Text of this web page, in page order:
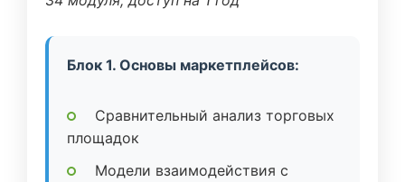
Блок 1. Основы маркетплейсов:
Сравнительный анализ торговых
площадок
Модели взаимодействия с